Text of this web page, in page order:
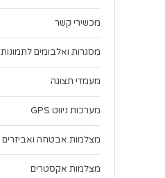
מכשירי קשר
מסגרות ואלבומים לתמונות
מעמדי תצוגה
מערכות ניווט GPS
מצלמות אבטחה ואביזרים
מצלמות אקסטרים